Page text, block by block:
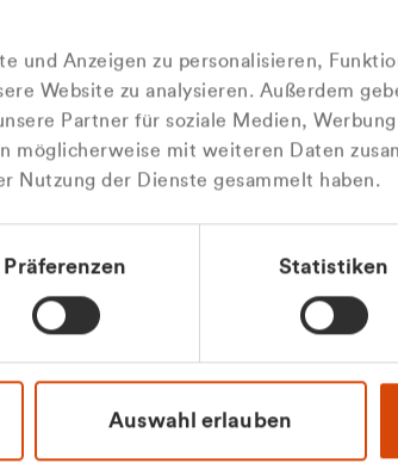
und Anzeigen zu personalisieren,
Website zu analysieren. Außerdem
Partner für soziale Medien,
möglicherweise mit weiteren Daten
Nutzung der Dienste gesammelt haben.
Präferenzen Statistiken
Auswahl erlauben
Sie?
MwSt.)
(exkl. MwSt.)
Sie uns
Wir sind gerne für Sie da